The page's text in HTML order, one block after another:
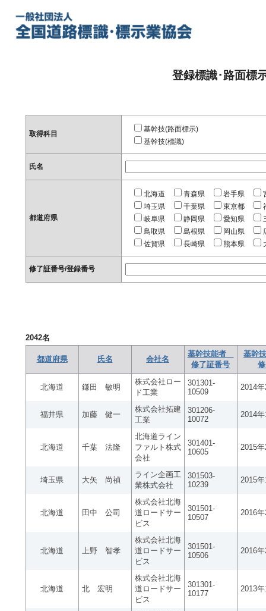
登録標識･路面標
取得科目
基幹技(路面標示)
基幹技(標識)
氏名
都道府県
北海道 青森県 岩手県
埼玉県
千葉県 東京都
岐阜県
静岡県 愛知県
鳥取県
島根県 岡山県
佐賀県
長崎県 熊本県
修了証番号/登録番号
2042名
都道府県 氏名 会社名
基幹技能者
修了証番号
基幹
北海道 鎌田 敏明
株式会社ロー
ド工業
301301-
10509
2014
福井県 加藤 健一
株式会社拓建
工業
301206-
10072
2014
北海道 千葉 法隆
北海道ライン
ファルト株式
会社
301401-
10605
2015
埼玉県 大矢 尚禎
ライン企画工
業株式会社
301503-
10239
2015
北海道 田中 公司
株式会社北海
道ロードサー
ビス
301501-
10507
2016
北海道 上野 智孝
株式会社北海
道ロードサー
ビス
301501-
10506
2016
北海道 北 宏明
株式会社北海
道ロードサー
ビス
301301-
10177
2013